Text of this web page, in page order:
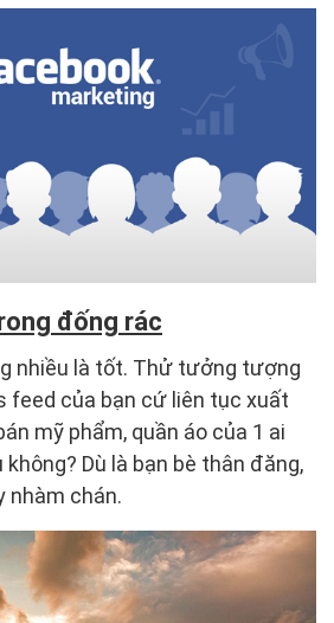
đống rác
nhiều là tốt. Thử tưởng tượng
feed của bạn cứ liên tục xuất
mỹ phẩm, quần áo của 1 ai
Dù là bạn bè thân đăng,
nhàm chán.